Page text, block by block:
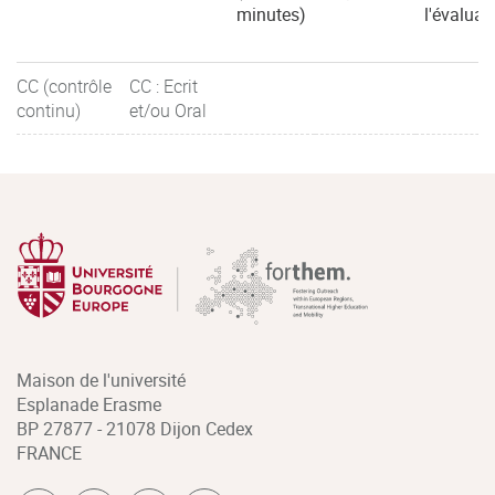
minutes)
CC (contrôle
continu)
CC : Ecrit
et/ou Oral
Maison de l'université
Esplanade Erasme
BP 27877 - 21078 Dijon Cedex
FRANCE